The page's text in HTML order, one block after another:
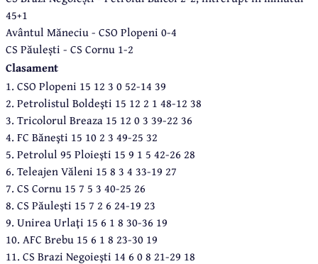
45+1
Avântul Măneciu - CSO Plopeni 0-4
CS Păulești - CS Cornu 1-2
Clasament
1. CSO Plopeni 15 12 3 0 52-14 39
2. Petrolistul Boldeşti 15 12 2 1 48-12 38
3. Tricolorul Breaza 15 12 0 3 39-22 36
4. FC Băneşti 15 10 2 3 49-25 32
5. Petrolul 95 Ploieşti 15 9 1 5 42-26 28
6. Teleajen Văleni 15 8 3 4 33-19 27
7. CS Cornu 15 7 5 3 40-25 26
8. CS Păuleşti 15 7 2 6 24-19 23
9. Unirea Urlaţi 15 6 1 8 30-36 19
10. AFC Brebu 15 6 1 8 23-30 19
11. CS Brazi Negoieşti 14 6 0 8 21-29 18